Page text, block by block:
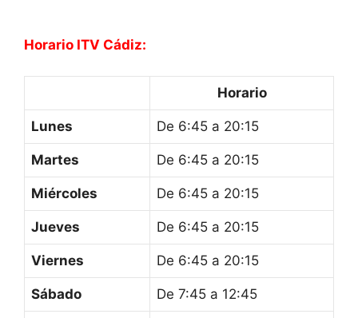
Horario ITV Cádiz:
Horario
Lunes De 6:45 a 20:15
Martes De 6:45 a 20:15
Miércoles De 6:45 a 20:15
Jueves De 6:45 a 20:15
Viernes De 6:45 a 20:15
Sábado De 7:45 a 12:45